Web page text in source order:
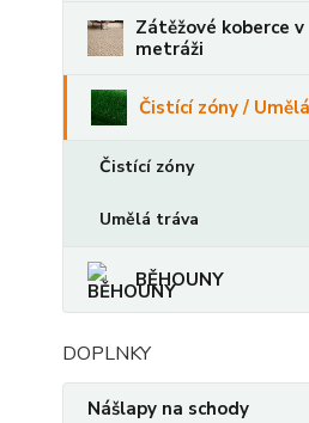
Zátěžové koberce v
metráži
Čistící zóny /
Čistící zóny
Umělá tráva
BĚHOUNY
DOPLNKY
Nášlapy na schody